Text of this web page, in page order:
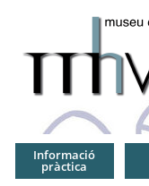
Informació
pràctica